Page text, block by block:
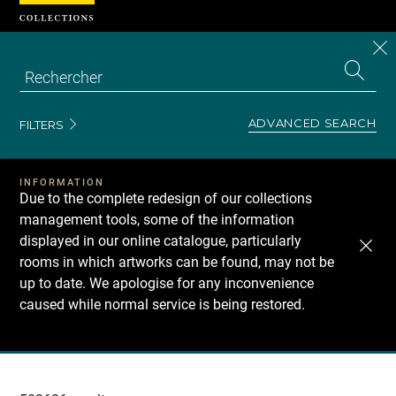
FILTERS ADVANCED SEARCH
INFORMATION
Due to the complete redesign of our collections
management tools, some of the information
displayed in our online catalogue, particularly
rooms in which artworks can be found, may not be
up to date. We apologise for any inconvenience
caused while normal service is being restored.
Recherche
Cookies management panel